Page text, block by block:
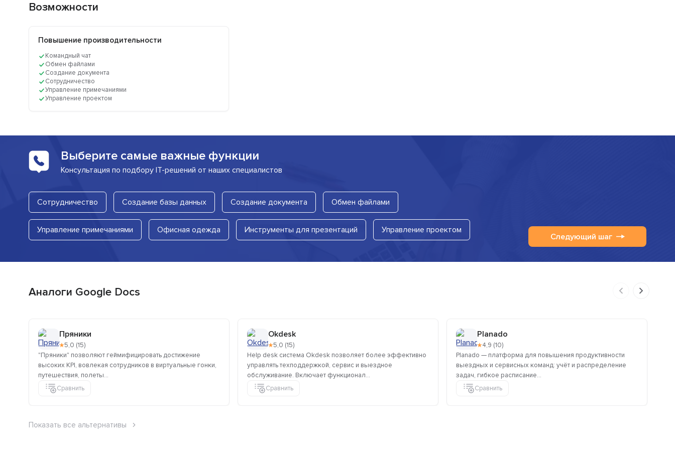
Возможности
Повышение производительности
Командный чат
Обмен файлами
Создание документа
Сотрудничество
Управление примечаниями
Управление проектом
Выберите самые важные функции
Консультация по подбору IT-решений от наших специалистов
Сотрудничество Создание базы данных Создание документа Обмен файлами
Управление примечаниями Офисная одежда Инструменты для презентаций Управление проектом
Следующий шаг
Аналоги Google Docs
Пряники
★5,0 (15)
"Пряники" позволяют геймифицировать достижение
высоких KPI, вовлекая сотрудников в виртуальные гонки,
путешествия, полеты...
Сравнить
Okdesk
★5,0 (15)
Help desk система Okdesk позволяет более эффективно
управлять техподдержкой, сервис и выездное
обслуживание. Включает функционал...
Сравнить
Planado
★4,9 (10)
Planado — платформа для повышения продуктивности
выездных и сервисных команд: учёт и распределение
задач, гибкое расписание...
Сравнить
Показать все альтернативы